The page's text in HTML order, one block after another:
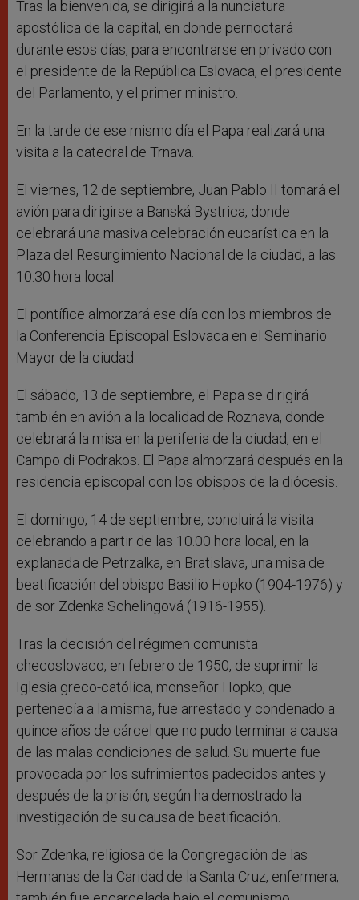
Tras la bienvenida, se dirigirá a la nunciatura
apostólica de la capital, en donde pernoctará
durante esos días, para encontrarse en privado con
el presidente de la República Eslovaca, el presidente
del Parlamento, y el primer ministro.
En la tarde de ese mismo día el Papa realizará una
visita a la catedral de Trnava.
El viernes, 12 de septiembre, Juan Pablo II tomará el
avión para dirigirse a Banská Bystrica, donde
celebrará una masiva celebración eucarística en la
Plaza del Resurgimiento Nacional de la ciudad, a las
10.30 hora local.
El pontífice almorzará ese día con los miembros de
la Conferencia Episcopal Eslovaca en el Seminario
Mayor de la ciudad.
El sábado, 13 de septiembre, el Papa se dirigirá
también en avión a la localidad de Roznava, donde
celebrará la misa en la periferia de la ciudad, en el
Campo di Podrakos. El Papa almorzará después en la
residencia episcopal con los obispos de la diócesis.
El domingo, 14 de septiembre, concluirá la visita
celebrando a partir de las 10.00 hora local, en la
explanada de Petrzalka, en Bratislava, una misa de
beatificación del obispo Basilio Hopko (1904-1976) y
de sor Zdenka Schelingová (1916-1955).
Tras la decisión del régimen comunista
checoslovaco, en febrero de 1950, de suprimir la
Iglesia greco-católica, monseñor Hopko, que
pertenecía a la misma, fue arrestado y condenado a
quince años de cárcel que no pudo terminar a causa
de las malas condiciones de salud. Su muerte fue
provocada por los sufrimientos padecidos antes y
después de la prisión, según ha demostrado la
investigación de su causa de beatificación.
Sor Zdenka, religiosa de la Congregación de las
Hermanas de la Caridad de la Santa Cruz, enfermera,